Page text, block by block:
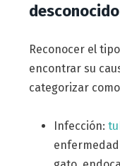
desconocido
Reconocer el
encontrar su
categorizar
Infección: